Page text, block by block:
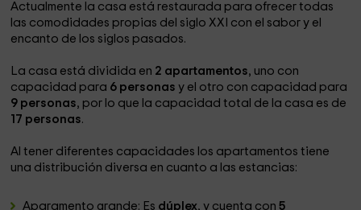
Actualmente la casa está restaurada para ofrecer todas
las comodidades propias del siglo XXI con el sabor y el
encanto de los siglos pasados.
La casa está dividida en 2 apartamentos, uno con
capacidad para 6 personas y el otro con capacidad para
9 personas, por lo que la capacidad total de la casa es de
17 personas.
Al tener diferentes capacidades los apartamentos tiene
una distribución diversa en cuanto a las estancias:
Aparamento grande: Es dúplex, y cuenta con5